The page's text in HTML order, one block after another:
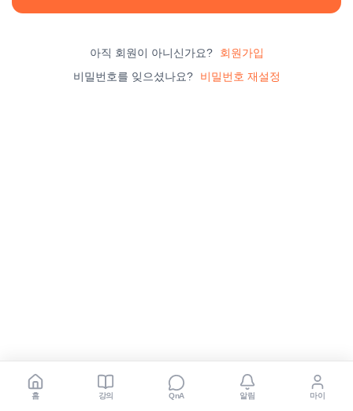
홈 강의 QnA 알림 마이
아직 회원이 아니신가요?
회원가입
비밀번호를 잊으셨나요?
비밀번호 재설정